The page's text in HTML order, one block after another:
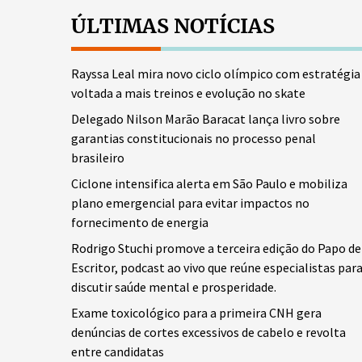
ÚLTIMAS NOTÍCIAS
Rayssa Leal mira novo ciclo olímpico com estratégia
voltada a mais treinos e evolução no skate
Delegado Nilson Marão Baracat lança livro sobre
garantias constitucionais no processo penal
brasileiro
Ciclone intensifica alerta em São Paulo e mobiliza
plano emergencial para evitar impactos no
fornecimento de energia
Rodrigo Stuchi promove a terceira edição do Papo de
Escritor, podcast ao vivo que reúne especialistas para
discutir saúde mental e prosperidade.
Exame toxicológico para a primeira CNH gera
denúncias de cortes excessivos de cabelo e revolta
entre candidatas